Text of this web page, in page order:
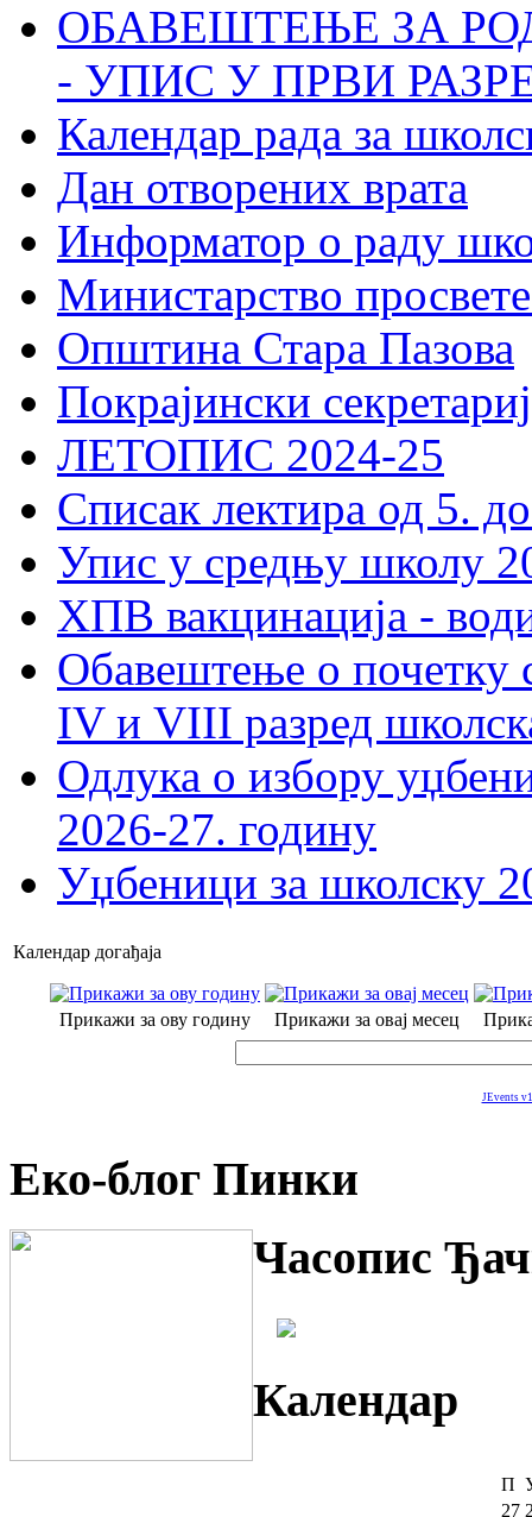
ОБАВЕШТЕЊЕ ЗА
- УПИС У ПРВИ
Календар рада за
Дан отворених врата
Информатор о раду
Министарство
Општина Стара Пазова
Покрајински
ЛЕТОПИС 2024-25
Списак лектира од 5.
Упис у средњу школу
ХПВ вакцинација -
Обавештење о почетку
IV и VIII разред
Одлука о избору
2026-27. годину
Уџбеници за школску
Календар догађаја
Прикажи за ову годину Прикажи за овај месец
JEvents
Еко-блог Пинки
Часопис
Календар
П
27